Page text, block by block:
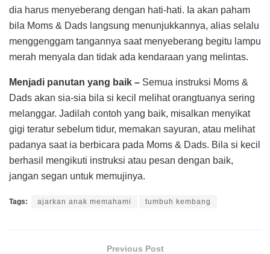
dia harus menyeberang dengan hati-hati. Ia akan paham
bila Moms & Dads langsung menunjukkannya, alias selalu
menggenggam tangannya saat menyeberang begitu lampu
merah menyala dan tidak ada kendaraan yang melintas.
Menjadi panutan yang baik – Semua instruksi Moms &
Dads akan sia-sia bila si kecil melihat orangtuanya sering
melanggar. Jadilah contoh yang baik, misalkan menyikat
gigi teratur sebelum tidur, memakan sayuran, atau melihat
padanya saat ia berbicara pada Moms & Dads. Bila si kecil
berhasil mengikuti instruksi atau pesan dengan baik,
jangan segan untuk memujinya.
Tags: ajarkan anak memahami tumbuh kembang
Previous Post